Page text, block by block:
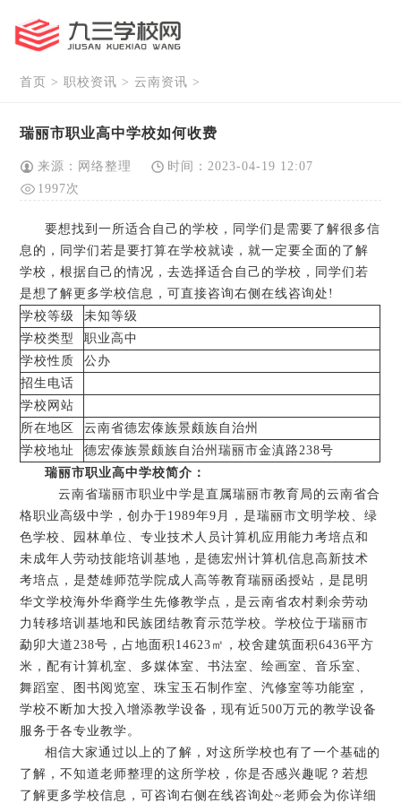
首页 >职校资讯 > 云南资讯 >
瑞丽市职业高中学校如何收费
来源：网络整理
时间：2023-04-19 12:07
1997次
要想找到一所适合自己的学校，同学们是需要了解很多信
息的，同学们若是要打算在学校就读，就一定要全面的了解
学校，根据自己的情况，去选择适合自己的学校，同学们若
是想了解更多学校信息，可直接咨询右侧在线咨询处!
学校等级
未知等级
学校类型
职业高中
学校性质
公办
招生电话
学校网站
所在地区
云南省德宏傣族景颇族自治州
学校地址
德宏傣族景颇族自治州瑞丽市金滇路238号
瑞丽市职业高中学校简介：
云南省瑞丽市职业中学是直属瑞丽市教育局的云南省合
格职业高级中学，创办于1989年9月，是瑞丽市文明学校、绿
色学校、园林单位、专业技术人员计算机应用能力考培点和
未成年人劳动技能培训基地，是德宏州计算机信息高新技术
考培点，是楚雄师范学院成人高等教育瑞丽函授站，是昆明
华文学校海外华裔学生先修教学点，是云南省农村剩余劳动
力转移培训基地和民族团结教育示范学校。学校位于瑞丽市
勐卯大道238号，占地面积14623㎡，校舍建筑面积6436平方
米，配有计算机室、多媒体室、书法室、绘画室、音乐室、
舞蹈室、图书阅览室、珠宝玉石制作室、汽修室等功能室，
学校不断加大投入增添教学设备，现有近500万元的教学设备
服务于各专业教学。
相信大家通过以上的了解，对这所学校也有了一个基础的
了解，不知道老师整理的这所学校，你是否感兴趣呢？若想
了解更多学校信息，可咨询右侧在线咨询处~老师会为你详细